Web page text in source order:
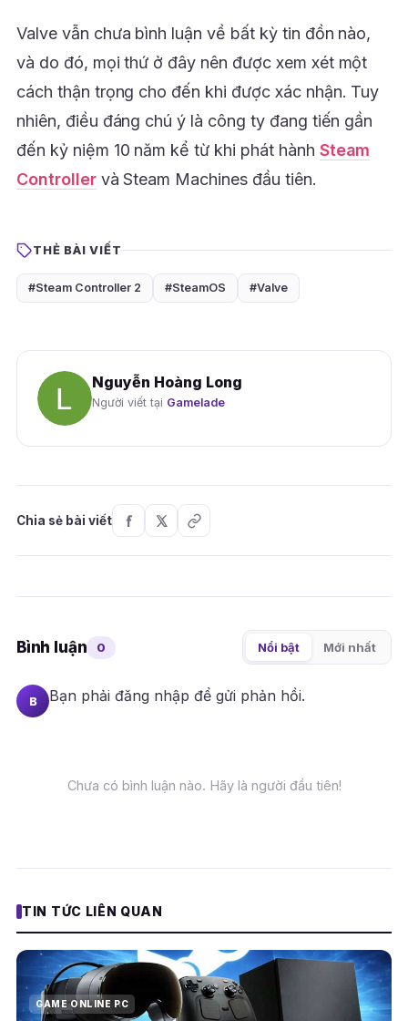
Valve vẫn chưa bình luận về bất kỳ tin đồn nào,
và do đó, mọi thứ ở đây nên được xem xét một
cách thận trọng cho đến khi được xác nhận. Tuy
nhiên, điều đáng chú ý là công ty đang tiến gần
đến kỷ niệm 10 năm kể từ khi phát hành Steam
Controllervà Steam Machines đầu tiên.
THẺ BÀI VIẾT
#Steam Controller 2 #SteamOS #Valve
Nguyễn Hoàng Long
Người viết tại Gamelade
Chia sẻ bài viết
Bình luận 0 Nổi bật Mới nhất
B Bạn phải đăng nhập để gửi phản hồi.
Chưa có bình luận nào. Hãy là người đầu tiên!
TIN TỨC LIÊN QUAN
GAME ONLINE PC